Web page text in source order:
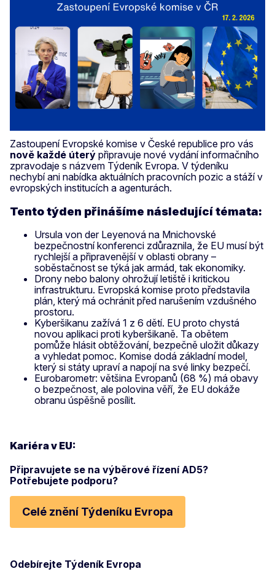
Zastoupení Evropské komise v České republice pro vás
nově každé úterý připravuje nové vydání informačního
zpravodaje s názvem Týdeník Evropa. V týdeníku
nechybí ani nabídka aktuálních pracovních pozic a stáží v
evropských institucích a agenturách.
Tento týden přinášíme následující témata:
Ursula von der Leyenová na Mnichovské
bezpečnostní konferenci zdůraznila, že EU musí být
rychlejší a připravenější v oblasti obrany –
soběstačnost se týká jak armád, tak ekonomiky.
Drony nebo balony ohrožují letiště i kritickou
infrastrukturu. Evropská komise proto představila
plán, který má ochránit před narušením vzdušného
prostoru.
Kyberšikanu zažívá 1 z 6 dětí. EU proto chystá
novou aplikaci proti kyberšikaně. Ta obětem
pomůže hlásit obtěžování, bezpečně uložit důkazy
a vyhledat pomoc. Komise dodá základní model,
který si státy upraví a napojí na své linky bezpečí.
Eurobarometr: většina Evropanů (68 %) má obavy
o bezpečnost, ale polovina věří, že EU dokáže
obranu úspěšně posílit.
Kariéra v EU:
Připravujete se na výběrové řízení AD5?
Potřebujete podporu?
Celé znění Týdeníku Evropa
Odebírejte Týdeník Evropa